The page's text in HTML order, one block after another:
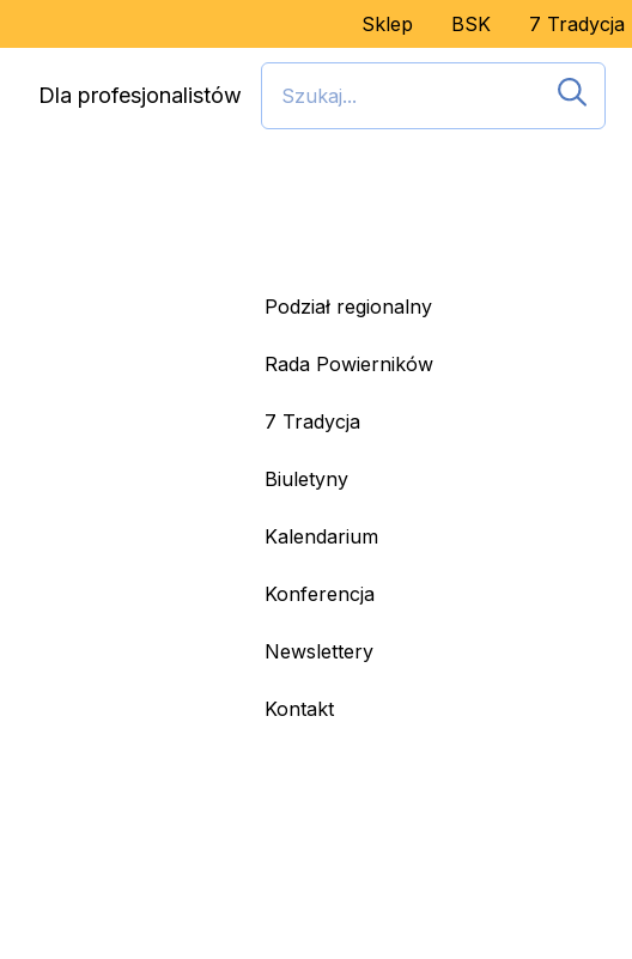
Sklep BSK 7 Tradycja
Dla profesjonalistów
Podział regionalny
Rada Powierników
7 Tradycja
Biuletyny
Kalendarium
Konferencja
Newslettery
Kontakt